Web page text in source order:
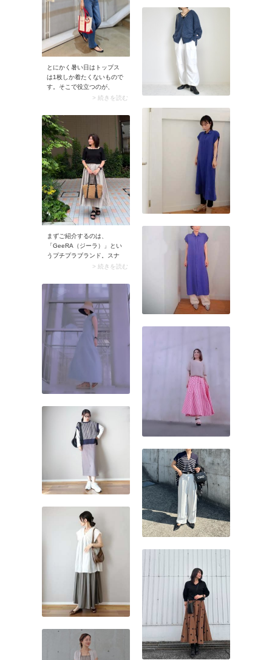
目安は、長袖トップス1枚で
ちょうどいい時期。最高気
温が18度～22度くらいの頃
が最適です。ちなみに下に
長袖インナーを仕込めば、
もう少し早い時期から活用
できますよ。
の服ですが、カジュアルに
着こなすのが今の人気スタ
イルです。
とにかく暑い日はトップス
は1枚しか着たくないもので
す。そこで役立つのが、
UNIQLO（ユニクロ）定番の
ル。インナー感がないから
上品に着こなせますよ。も
し「1枚で着るのはちょっ
と……」と感じたら、薄手
のカーディガンを肩掛けア
レンジしてみるのも◎。
> 続きを読む
まずご紹介するのは、
「GeeRA（ジーラ）」とい
うプチプラブランド。スナ
ップでは、どちらもジーラ
しています。50代おしゃれ
さんのリアルスナップを調
査していると、ジーラのガ
ーリーアイテムを着こなす
方が多数！ カジュアルから
甘めなデザインまで幅広く
揃っているおすすめブラン
ドです。
> 続きを読む